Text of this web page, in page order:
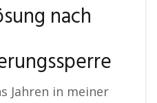
nach
Jahren in meiner